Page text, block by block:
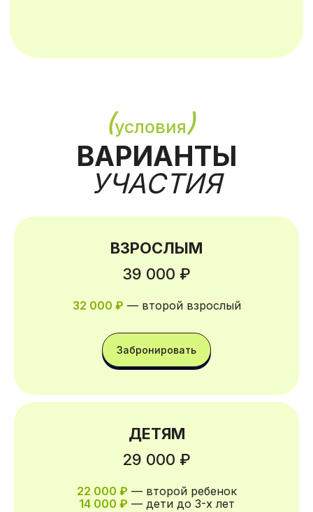
ВЗРОСЛЫМ
39 000 ₽
32 000 ₽ — второй взрослый
ㅤЗабронироватьㅤ
ДЕТЯМ
29 000 ₽
22 000 ₽ — второй ребенок
14 000 ₽ — дети до 3-х лет